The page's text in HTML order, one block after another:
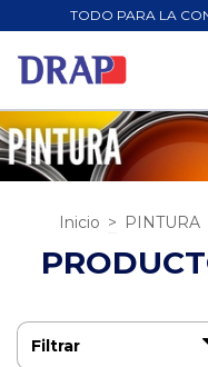
TODO PARA LA
Inicio > PINTURA
Filtrar